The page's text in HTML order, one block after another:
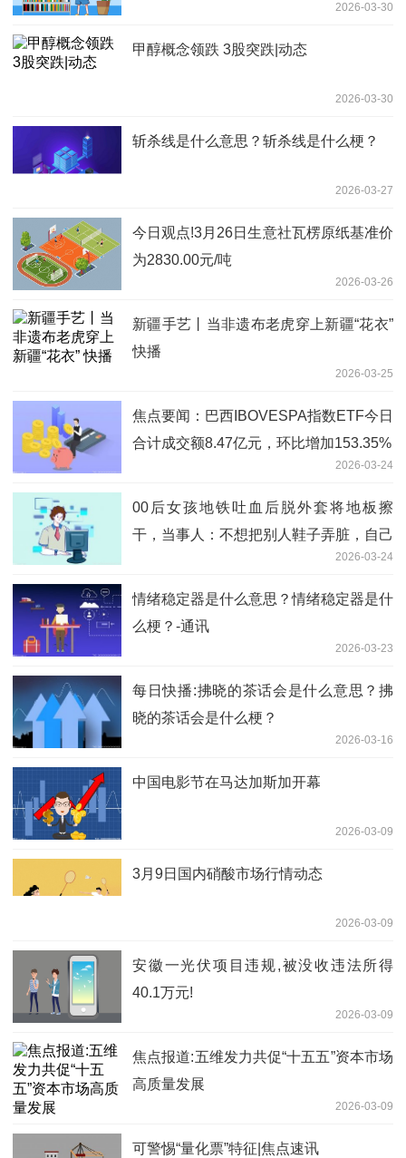
2026-03-30
甲醇概念领跌 3股突跌|动态
2026-03-30
斩杀线是什么意思？斩杀线是什么梗？
2026-03-27
今日观点!3月26日生意社瓦楞原纸基准价
为2830.00元/吨
2026-03-26
新疆手艺丨当非遗布老虎穿上新疆“花衣”
快播
2026-03-25
焦点要闻：巴西IBOVESPA指数ETF今日
合计成交额8.47亿元，环比增加153.35%
2026-03-24
00后女孩地铁吐血后脱外套将地板擦
干，当事人：不想把别人鞋子弄脏，自己
病情严重，当天还收到病危通知 今头条
2026-03-24
情绪稳定器是什么意思？情绪稳定器是什
么梗？-通讯
2026-03-23
每日快播:拂晓的茶话会是什么意思？拂
晓的茶话会是什么梗？
2026-03-16
中国电影节在马达加斯加开幕
2026-03-09
3月9日国内硝酸市场行情动态
2026-03-09
安徽一光伏项目违规,被没收违法所得
40.1万元!
2026-03-09
焦点报道:五维发力共促“十五五”资本市场
高质量发展
2026-03-09
可警惕“量化票”特征|焦点速讯